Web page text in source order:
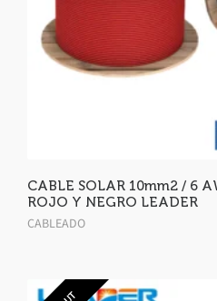
CABLE SOLAR 10mm2 / 6
ROJO Y NEGRO LEADER
CABLEADO